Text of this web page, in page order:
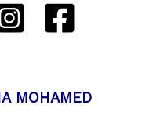
MOHAMED